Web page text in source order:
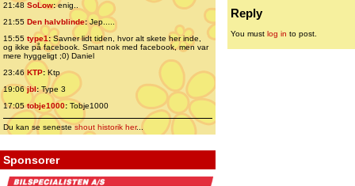
21:48 SoLow:enig..
21:55 Den halvblinde:Jep.....
15:55 type1:Savner lidt tiden, hvor alt skete her inde,
og ikke på facebook. Smart nok med facebook, men var
mere hyggeligt ;0) Daniel
23:46 KTP:Ktp
19:06jbl:Type 3
17:05tobje1000: Tobje1000
Du kan se senesteshout historik her...
Sponsorer
Reply
You must log in to post.